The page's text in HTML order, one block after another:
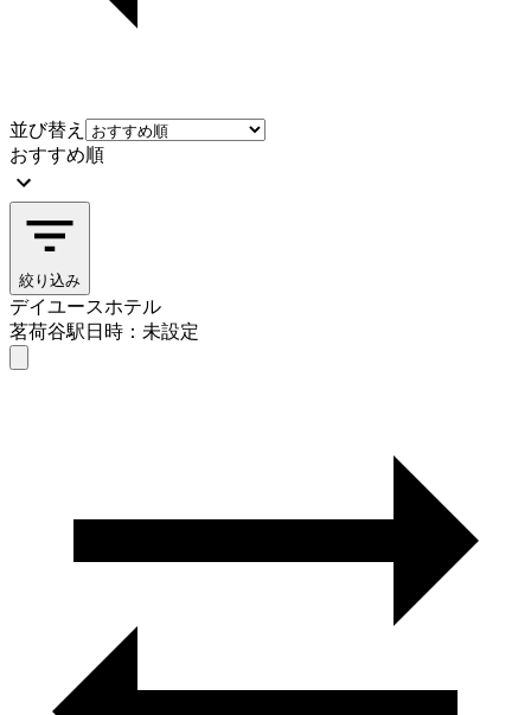
並び替え
おすすめ順
絞り込み
デイユースホテル
茗荷谷駅日時：未設定